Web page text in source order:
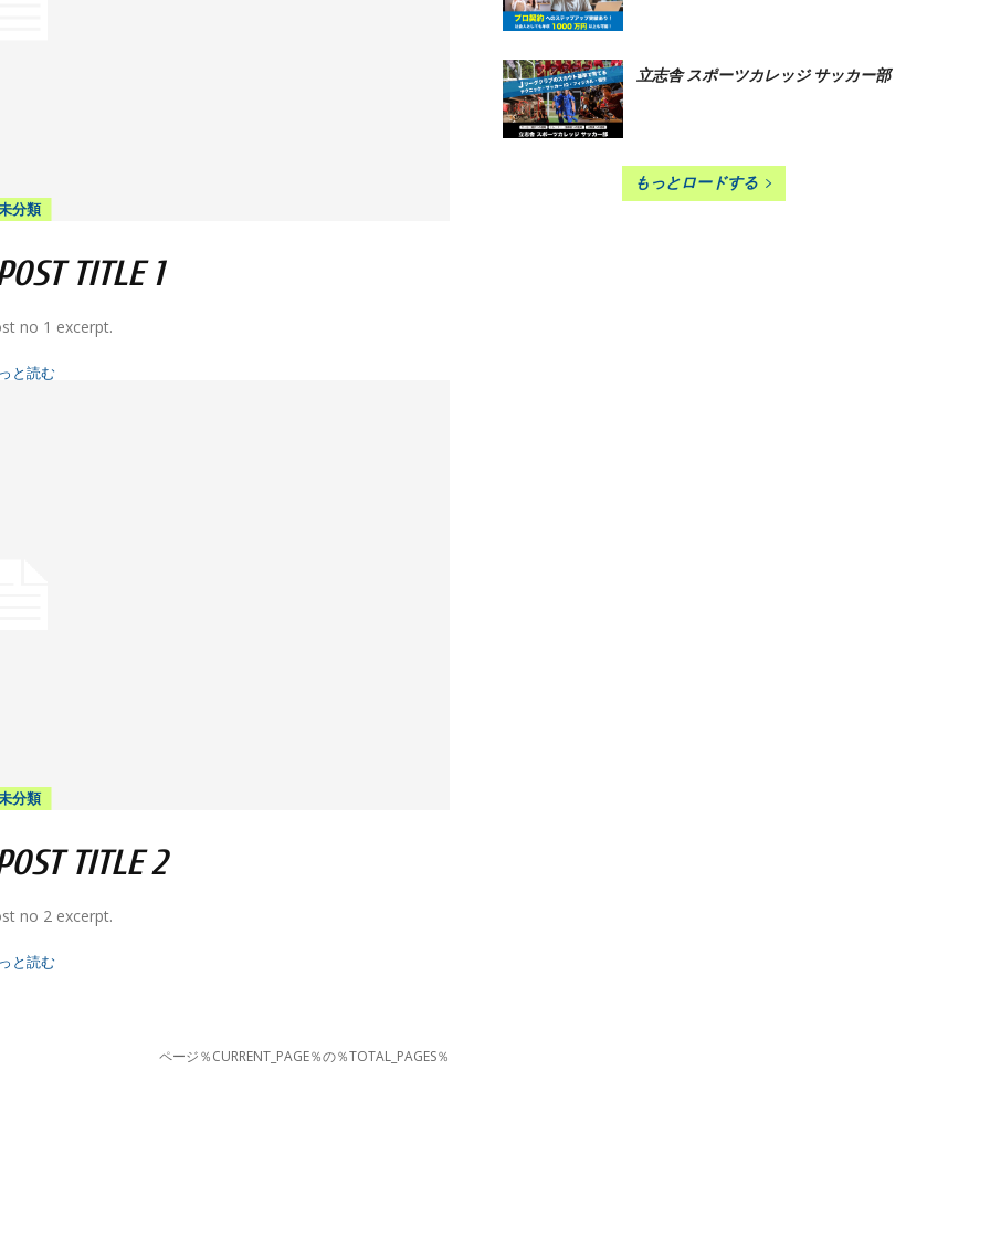
分類
TITLE 1
no 1 excerpt.
と読む
分類
TITLE 2
no 2 excerpt.
と読む
ページ％CURRENT_PAGE％の％TOTAL_PAGES％
立志舎 スポーツカレッジ サッカー部
もっとロードする